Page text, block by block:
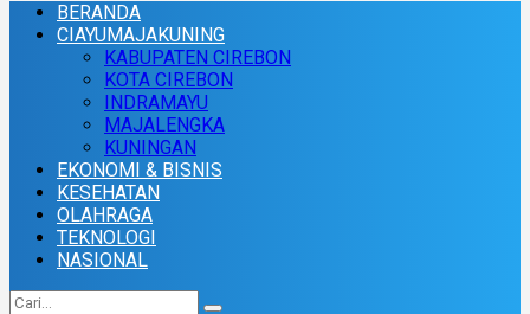
BERANDA
CIAYUMAJAKUNING
KABUPATEN CIREBON
KOTA CIREBON
INDRAMAYU
MAJALENGKA
KUNINGAN
EKONOMI & BISNIS
KESEHATAN
OLAHRAGA
TEKNOLOGI
NASIONAL